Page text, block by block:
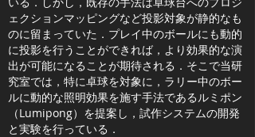
ェクションマッピングなど投影対象が静的なも
のに留まっていた．プレイ中のボールにも動的
に投影を行うことができれば，より効果的な演
出が可能になることが期待される．そこで当研
究室では，特に卓球を対象に，ラリー中のボー
ルに動的な照明効果を施す手法であるルミポン
（Lumipong）を提案し，試作システムの開発
と実験を行っている．